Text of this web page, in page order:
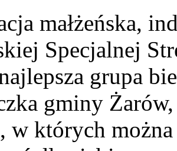
małżeńska,
Specjalnej
grupa
gminy
w których